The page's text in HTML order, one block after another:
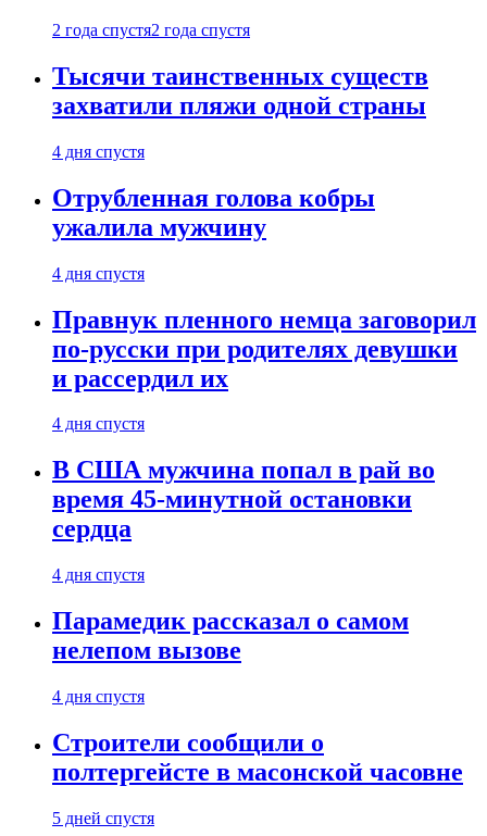
2 года спустя2 года спустя
Тысячи таинственных существ
захватили пляжи одной страны
4 дня спустя
Отрубленная голова кобры
ужалила мужчину
4 дня спустя
Правнук пленного немца заговорил
по-русски при родителях девушки
и рассердил их
4 дня спустя
В США мужчина попал в рай во
время 45-минутной остановки
сердца
4 дня спустя
Парамедик рассказал о самом
нелепом вызове
4 дня спустя
Строители сообщили о
полтергейсте в масонской часовне
5 дней спустя